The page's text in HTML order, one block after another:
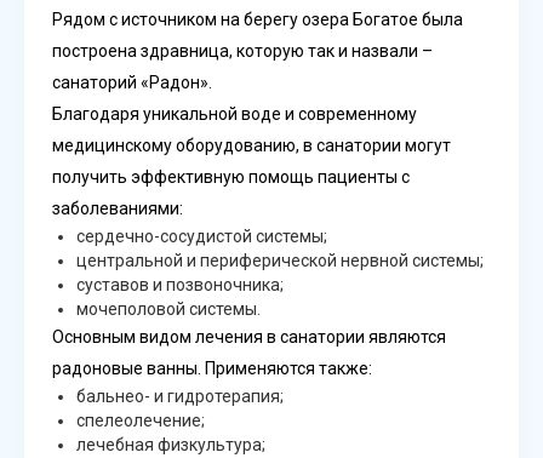
Рядом с источником на берегу озера Богатое была
построена здравница, которую так и назвали –
санаторий «Радон».
Благодаря уникальной воде и современному
медицинскому оборудованию, в санатории могут
получить эффективную помощь пациенты с
заболеваниями:
сердечно-сосудистой системы;
центральной и периферической нервной системы;
суставов и позвоночника;
мочеполовой системы.
Основным видом лечения в санатории являются
радоновые ванны. Применяются также:
бальнео- и гидротерапия;
спелеолечение;
лечебная физкультура;